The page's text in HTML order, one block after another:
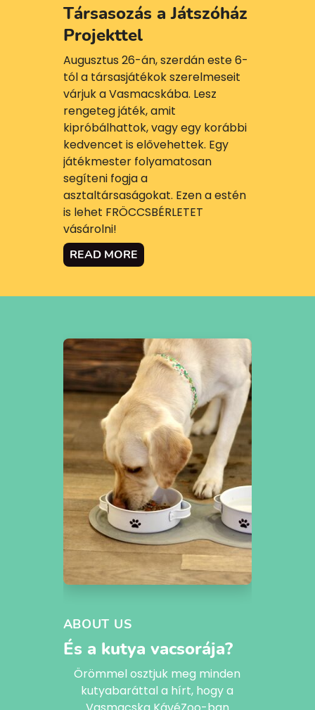
Társasozás a Játszóház
Projekttel
Augusztus 26-án, szerdán este 6-
tól a társasjátékok szerelmeseit
várjuk a Vasmacskába. Lesz
rengeteg játék, amit
kipróbálhattok, vagy egy korábbi
kedvencet is elővehettek. Egy
játékmester folyamatosan
segíteni fogja a
asztaltársaságokat. Ezen a estén
is lehet FRÖCCSBÉRLETET
vásárolni!
READ MORE
ABOUT US
És a kutya vacsorája?
Örömmel osztjuk meg minden
kutyabaráttal a hírt, hogy a